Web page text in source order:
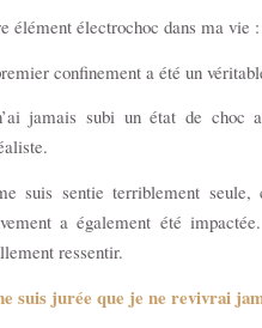
élément électrochoc dans ma vie
confinement a été un
jamais subi un état de choc
suis sentie terriblement
a également été
ressentir.
suis jurée que je ne revivrai